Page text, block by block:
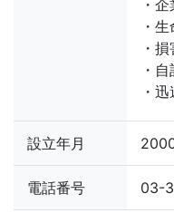
・
・
・
・
・
設立年月
電話番号 03-